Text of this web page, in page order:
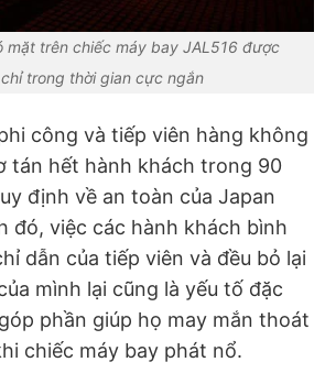
mặt trên chiếc máy bay JAL516 được
trong thời gian cực ngắn
công và tiếp viên hàng không
tán hết hành khách trong 90
định về an toàn của Japan
đó, việc các hành khách bình
dẫn của tiếp viên và đều bỏ lại
mình lại cũng là yếu tố đặc
phần giúp họ may mắn thoát
chiếc máy bay phát nổ.